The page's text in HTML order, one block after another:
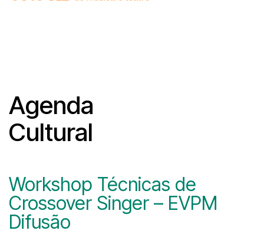
Agenda
Cultural
Workshop Técnicas de
Crossover Singer – EVPM
Difusão